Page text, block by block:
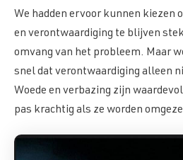
Waarom Denim Day NL
Voor wie is Denim Day NL?
Stichting
Info Stichting
Hoe gaan we ingrijpen?
Organisatie
Introductie
Visie en Missie
Nieuws
We hadden ervoor kunnen kiezen
en verontwaardiging te blijven
omvang van het probleem. Maar
snel dat verontwaardiging alleen
Woede en verbazing zijn
pas krachtig als ze worden